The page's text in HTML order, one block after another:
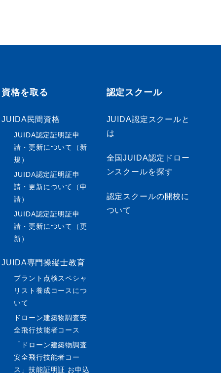
資格を取る
JUIDA民間資格
JUIDA認定証明証申
請・更新について（新
規）
JUIDA認定証明証申
請・更新について（申
請）
JUIDA認定証明証申
請・更新について（更
新）
JUIDA専門操縦士教育
プラント点検スペシャ
リスト養成コースにつ
いて
ドローン建築物調査安
全飛行技能者コース
「ドローン建築物調査
安全飛行技能者コー
ス」技能証明証 お申込
認定スクール
JUIDA認定スクールと
は
全国JUIDA認定ドロー
ンスクールを探す
認定スクールの開校に
ついて